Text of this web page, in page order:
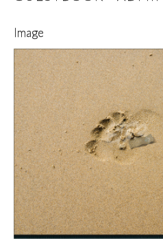
Image